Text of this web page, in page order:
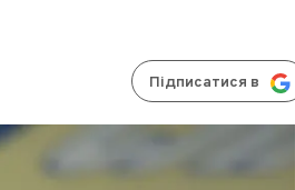
Підписатися в